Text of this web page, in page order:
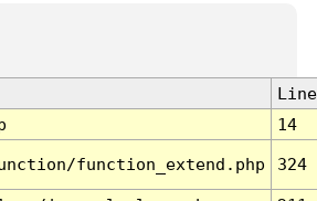
Line
14
function_extend.php 324